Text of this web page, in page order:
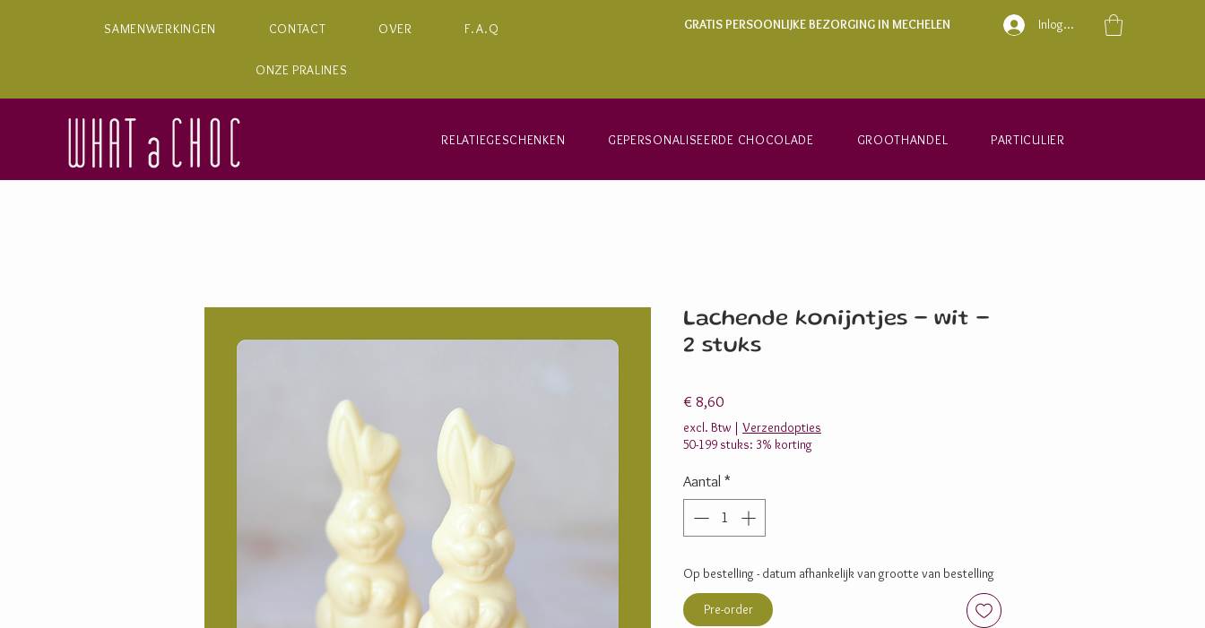
SAMENWERKINGEN CONTACT OVER F.A.Q
ONZE PRALINES
GRATIS PERSOONLIJKE BEZORGING IN MECHELEN Inloggen
RELATIEGESCHENKEN GEPERSONALISEERDE CHOCOLADE GROOTHANDEL PARTICULIER
Lachende konijntjes - wit -
2 stuks
€ 8,60Prijs
excl. Btw | Verzendopties
50-199 stuks: 3% korting
Aantal *
Op bestelling - datum afhankelijk van grootte van bestelling
Pre-order